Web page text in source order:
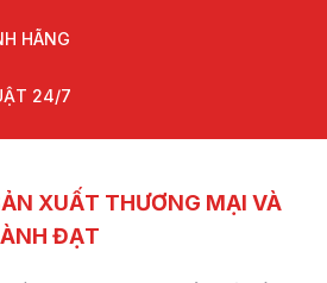
HÃNG
24/7
XUẤT THƯƠNG MẠI VÀ
ĐẠT